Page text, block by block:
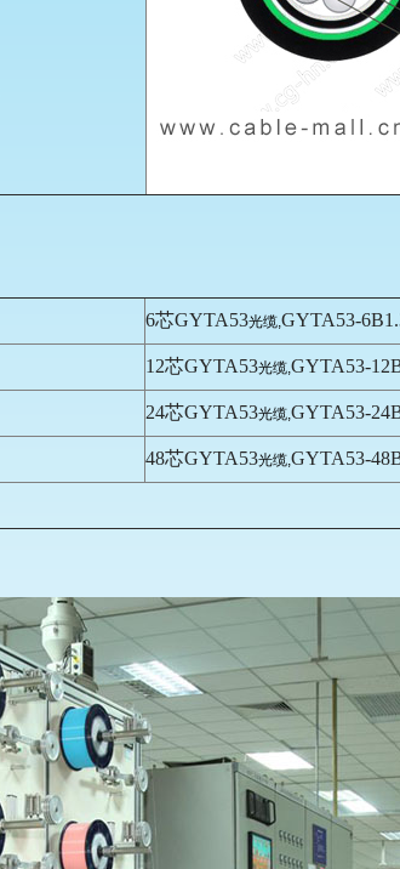
6芯GYTA53光缆,GYTA53-
12芯GYTA53光缆,GYTA53-
24芯GYTA53光缆,GYTA53-
48芯GYTA53光缆,GYTA53-